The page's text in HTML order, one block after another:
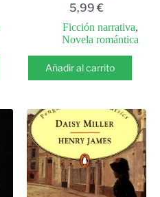
5,99 €
Ficción narrativa,
Novela romántica
Añadir al carrito